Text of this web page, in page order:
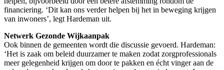
financiering. ‘Dit kan ons verder helpen bij het in beweging krijgen
van inwoners’, legt Hardeman uit.
Netwerk Gezonde Wijkaanpak
Ook binnen de gemeenten wordt die discussie gevoerd. Hardeman:
‘Het is zaak om beleid duurzamer te maken zodat zorgprofessionals
meer gelegenheid krijgen om door te pakken en écht vinger aan de